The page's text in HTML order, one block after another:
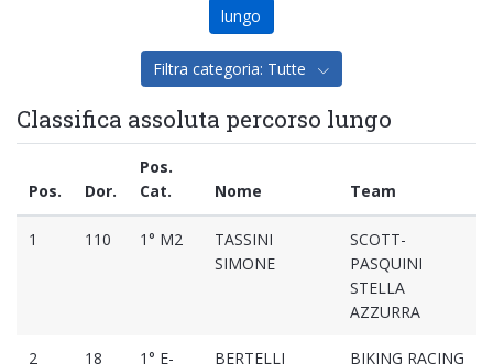
lungo
Filtra categoria: Tutte
Classifica assoluta percorso lungo
Pos. Dor.
Pos.
Cat.
Nome Team
1 110 1° M2
TASSINI
SIMONE
SCOTT-
PASQUINI
STELLA
AZZURRA
2 18
1° E-
BERTELLI
BIKING RACING